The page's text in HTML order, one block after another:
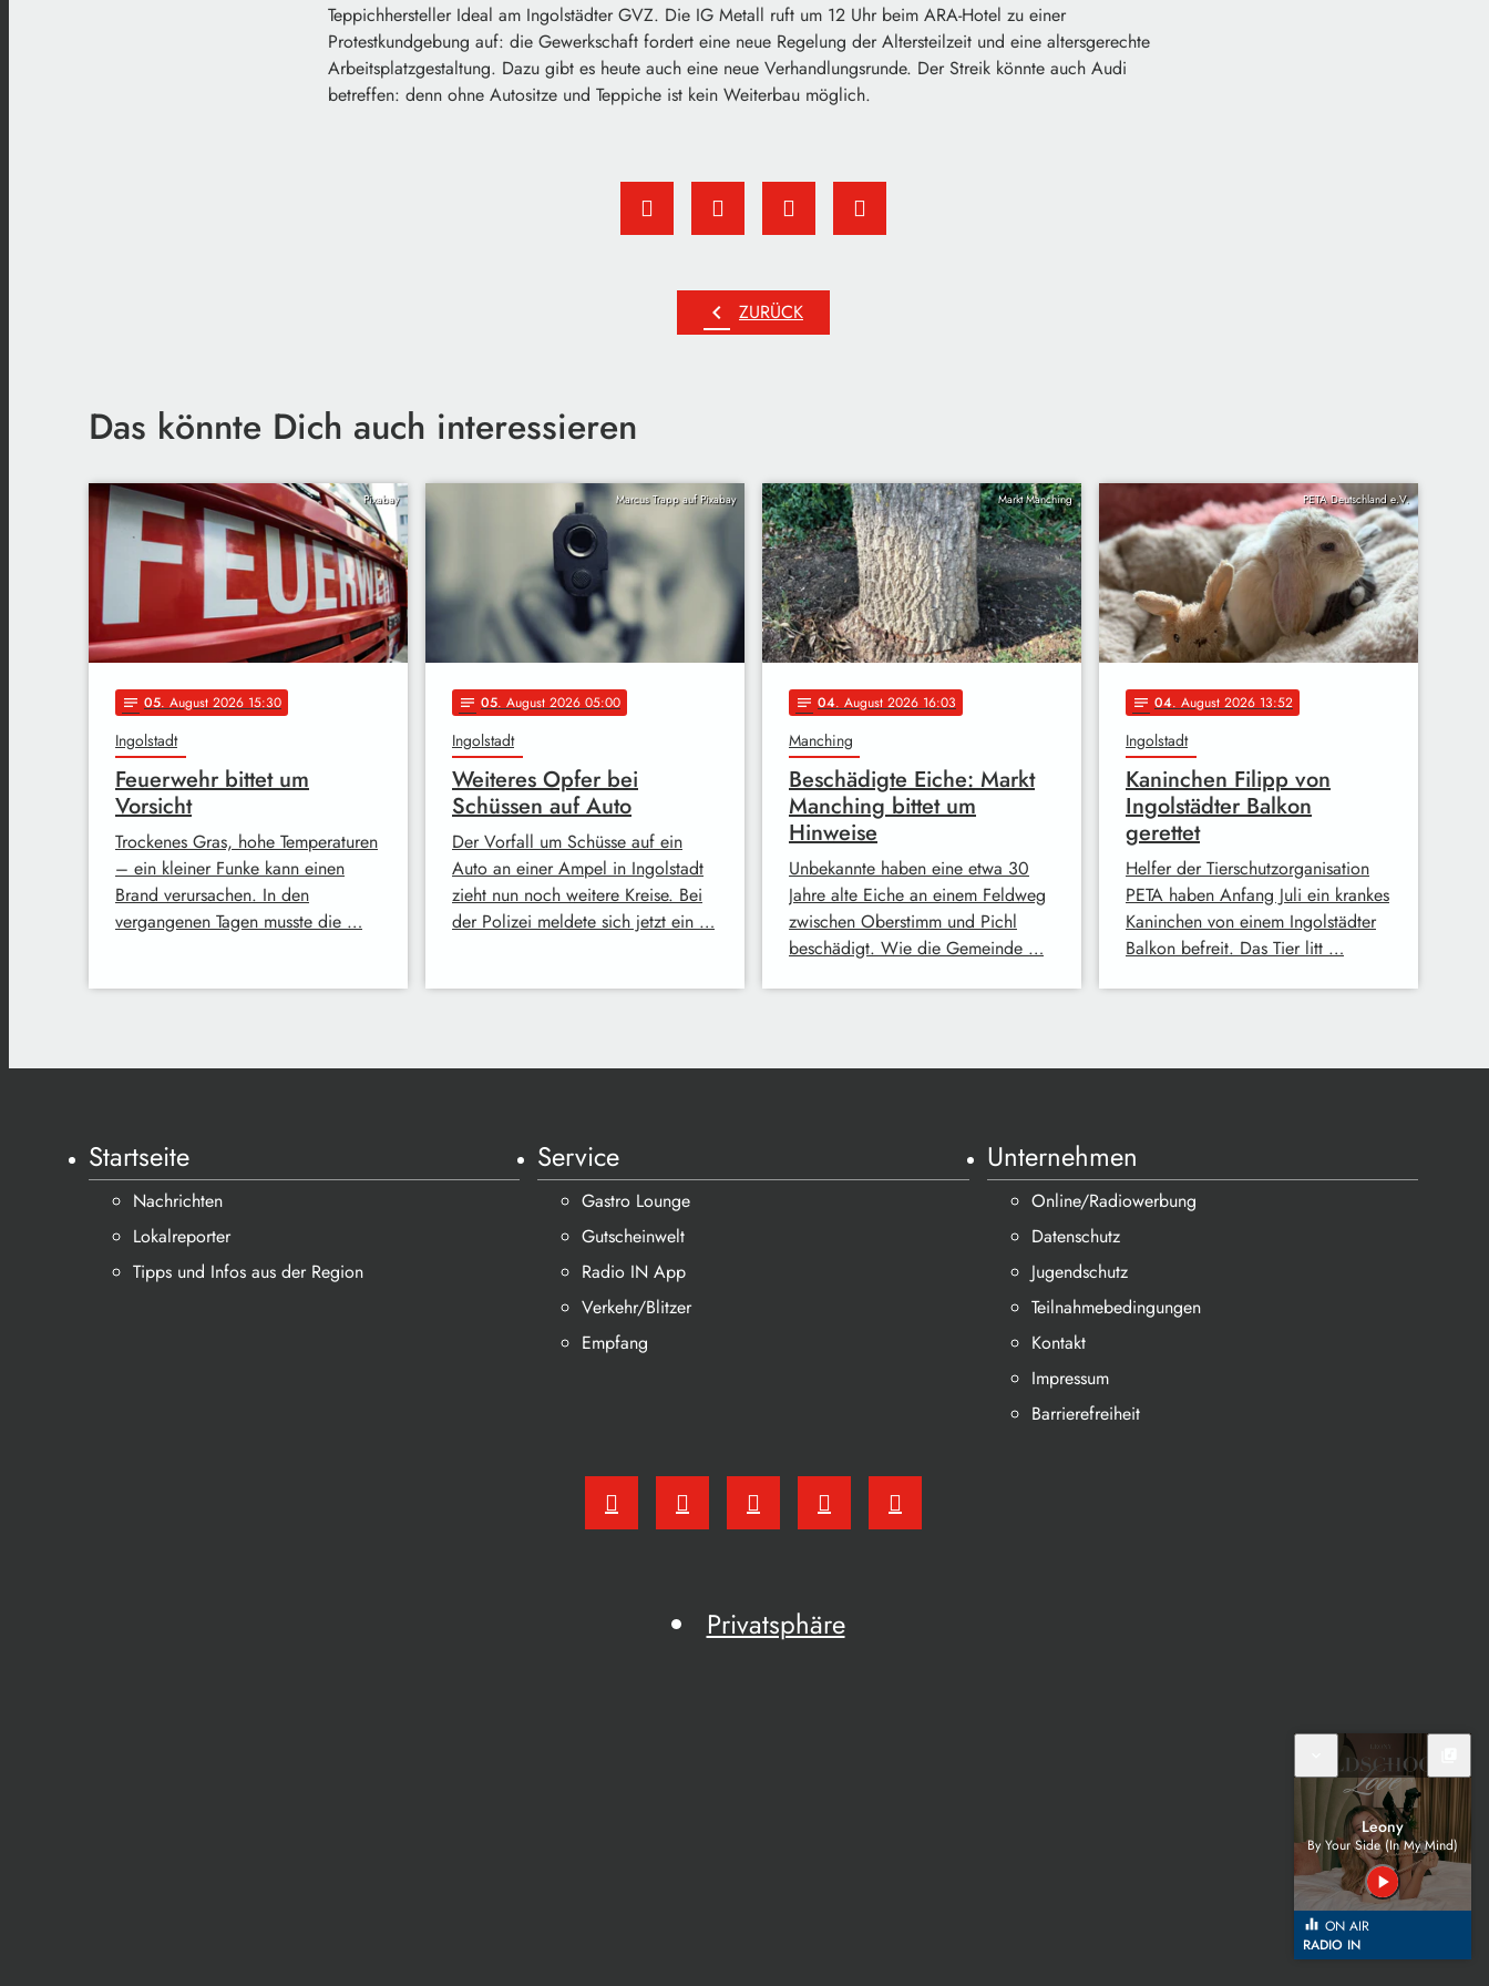
Teppichhersteller Ideal am Ingolstädter GVZ. Die IG Metall ruft um 12 Uhr beim ARA-Hotel zu einer
Protestkundgebung auf: die Gewerkschaft fordert eine neue Regelung der Altersteilzeit und eine altersgerechte
Arbeitsplatzgestaltung. Dazu gibt es heute auch eine neue Verhandlungsrunde. Der Streik könnte auch Audi
betreffen: denn ohne Autositze und Teppiche ist kein Weiterbau möglich.
chevron_left ZURÜCK
Das könnte Dich auch interessieren
Pixabay
notes 05. August 2026 15:30
Ingolstadt
Feuerwehr bittet um
Vorsicht
Trockenes Gras, hohe Temperaturen
– ein kleiner Funke kann einen
Brand verursachen. In den
vergangenen Tagen musste die …
Marcus Trapp auf Pixabay
notes 05. August 2026 05:00
Ingolstadt
Weiteres Opfer bei
Schüssen auf Auto
Der Vorfall um Schüsse auf ein
Auto an einer Ampel in Ingolstadt
zieht nun noch weitere Kreise. Bei
der Polizei meldete sich jetzt ein …
Markt Manching
notes 04. August 2026 16:03
Manching
Beschädigte Eiche: Markt
Manching bittet um
Hinweise
Unbekannte haben eine etwa 30
Jahre alte Eiche an einem Feldweg
zwischen Oberstimm und Pichl
beschädigt. Wie die Gemeinde …
PETA Deutschland e.V.
notes 04. August 2026 13:52
Ingolstadt
Kaninchen Filipp von
Ingolstädter Balkon
gerettet
Helfer der Tierschutzorganisation
PETA haben Anfang Juli ein krankes
Kaninchen von einem Ingolstädter
Balkon befreit. Das Tier litt …
Startseite
Nachrichten
Lokalreporter
Tipps und Infos aus der Region
Service
Gastro Lounge
Gutscheinwelt
Radio IN App
Verkehr/Blitzer
Empfang
Unternehmen
Online/Radiowerbung
Datenschutz
Jugendschutz
Teilnahmebedingungen
Kontakt
Impressum
Barrierefreiheit
Privatsphäre
Leony
By Your Side (In My Mind)
play_arrow
equalizer ON AIR
RADIO IN